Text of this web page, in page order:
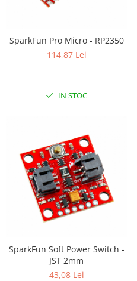
SparkFun Pro Micro - RP2350
114,87 Lei
IN STOC
SparkFun Soft Power Switch -
JST 2mm
43,08 Lei